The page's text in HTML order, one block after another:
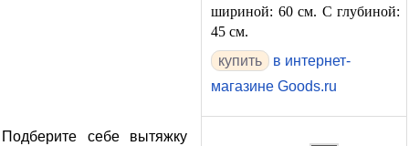
шириной: 60 см. С глубиной:
45 см.
в интернет-
магазине Goods.ru
Подберите себе вытяжку